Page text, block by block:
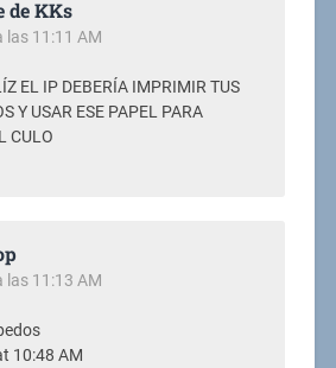
de KKs
11:11 AM
EL IP DEBERÍA IMPRIMIR TUS
Y USAR ESE PAPEL PARA
CULO
11:13 AM
10:48 AM